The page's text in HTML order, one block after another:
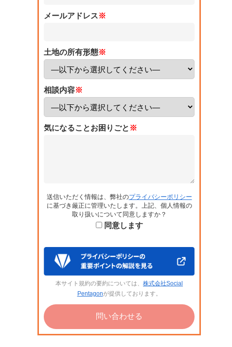
メールアドレス※
土地の所有形態※
相談内容※
気になることお困りごと ※
送信いただく情報は、弊社のプライバシーポリシー
に基づき厳正に管理いたします。上記、個人情報の
取り扱いについて同意しますか？
同意します
本サイト規約の要約については、 株式会社Social
Pentagonが提供しております。